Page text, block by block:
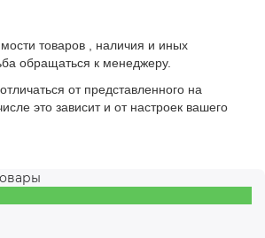
товаров , наличия и иных
обращаться к менеджеру.
от представленного на
это зависит и от настроек вашего